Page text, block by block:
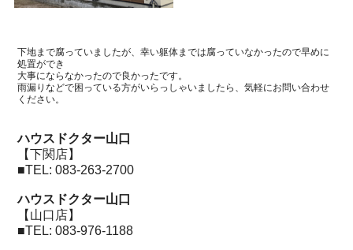
下地まで腐っていましたが、幸い躯体までは腐っていなかったので早めに
処置ができ
大事にならなかったので良かったです。
雨漏りなどで困っている方がいらっしゃいましたら、気軽にお問い合わせ
ください。
ハウスドクター山口
【下関店】
■TEL: 083-263-2700
ハウスドクター山口
【山口店】
■TEL: 083-976-1188